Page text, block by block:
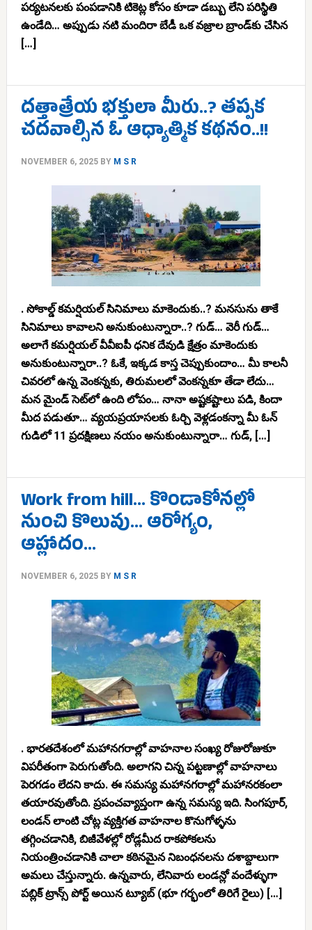
పర్యటనలకు పంపడానికి టికెట్ల కోసం కూడా డబ్బు లేని పరిస్థితి
ఉండేది… అప్పుడు నటి మందిరా బేడీ ఒక వజ్రాల బ్రాండ్‌కు చేసిన
[…]
దత్తాత్రేయ భక్తులా మీరు..? తప్పక
చదవాల్సిన ఓ ఆధ్యాత్మిక కథనం..!!
NOVEMBER 6, 2025BY M S R
. సోకాల్డ్ కమర్షియల్ సినిమాలు మాకెందుకు..? మనసును తాకే
సినిమాలు కావాలని అనుకుంటున్నారా..? గుడ్… వెరీ గుడ్…
అలాగే కమర్షియల్ వీవీఐపీ ధనిక దేవుడి క్షేత్రం మాకెందుకు
అనుకుంటున్నారా..? ఓకే, ఇక్కడ కాస్త చెప్పుకుందాం… మీ కాలనీ
చివరలో ఉన్న వెంకన్నకు, తిరుమలలో వెంకన్నకూ తేడా లేదు…
మన మైండ్ సెట్‌లో ఉంది లోపం… నానా అష్టకష్టాలు పడి, కిందా
మీద పడుతూ… వ్యయప్రయాసలకు ఓర్చి వెళ్లడంకన్నా మీ ఓన్
గుడిలో 11 ప్రదక్షిణలు నయం అనుకుంటున్నారా… గుడ్, […]
Work from hill… కొండాకోనల్లో
నుంచి కొలువు… ఆరోగ్యం,
ఆహ్లాదం…
NOVEMBER 6, 2025BY M S R
. భారతదేశంలో మహానగరాల్లో వాహనాల సంఖ్య రోజురోజుకూ
విపరీతంగా పెరుగుతోంది. అలాగని చిన్న పట్టణాల్లో వాహనాలు
పెరగడం లేదని కాదు. ఈ సమస్య మహానగరాల్లో మహానరకంలా
తయారవుతోంది. ప్రపంచవ్యాప్తంగా ఉన్న సమస్య ఇది. సింగపూర్,
లండన్ లాంటి చోట్ల వ్యక్తిగత వాహనాల కొనుగోళ్ళను
తగ్గించడానికి, బిజీవేళల్లో రోడ్లమీద రాకపోకలను
నియంత్రించడానికి చాలా కఠినమైన నిబంధనలను దశాబ్దాలుగా
అమలు చేస్తున్నారు. ఉన్నవారు, లేనివారు లండన్లో వందేళ్ళుగా
పబ్లిక్ ట్రాన్స్ పోర్ట్ అయిన ట్యూబ్ (భూ గర్భంలో తిరిగే రైలు) […]